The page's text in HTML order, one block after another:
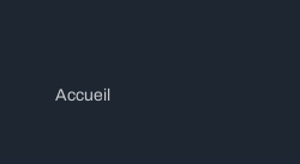
Accueil